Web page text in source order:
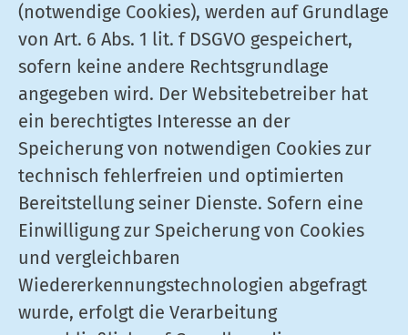
(notwendige Cookies), werden auf Grundlage
von Art. 6 Abs. 1 lit. f DSGVO gespeichert,
sofern keine andere Rechtsgrundlage
angegeben wird. Der Websitebetreiber hat
ein berechtigtes Interesse an der
Speicherung von notwendigen Cookies zur
technisch fehlerfreien und optimierten
Bereitstellung seiner Dienste. Sofern eine
Einwilligung zur Speicherung von Cookies
und vergleichbaren
Wiedererkennungstechnologien abgefragt
wurde, erfolgt die Verarbeitung